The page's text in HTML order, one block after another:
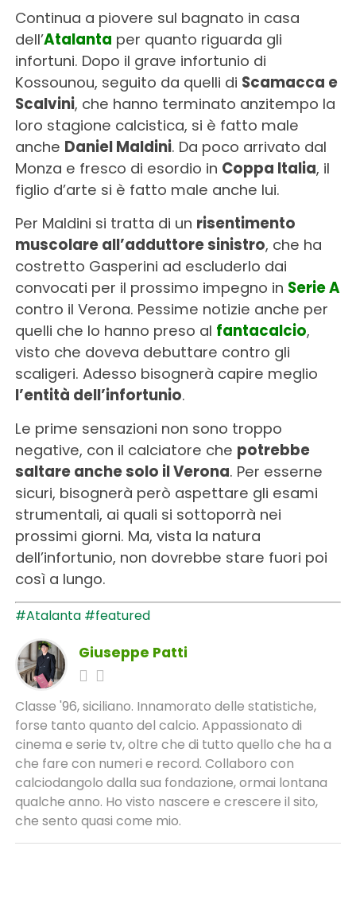
Continua a piovere sul bagnato in casa
dell’Atalanta per quanto riguarda gli
infortuni. Dopo il grave infortunio di
Kossounou, seguito da quelli di Scamacca e
Scalvini, che hanno terminato anzitempo la
loro stagione calcistica, si è fatto male
anche Daniel Maldini. Da poco arrivato dal
Monza e fresco di esordio in Coppa Italia, il
figlio d’arte si è fatto male anche lui.
Per Maldini si tratta di un risentimento
muscolare all’adduttore sinistro, che ha
costretto Gasperini ad escluderlo dai
convocati per il prossimo impegno in Serie A
contro il Verona. Pessime notizie anche per
quelli che lo hanno preso al fantacalcio,
visto che doveva debuttare contro gli
scaligeri. Adesso bisognerà capire meglio
l’entità dell’infortunio.
Le prime sensazioni non sono troppo
negative, con il calciatore che potrebbe
saltare anche solo il Verona. Per esserne
sicuri, bisognerà però aspettare gli esami
strumentali, ai quali si sottoporrà nei
prossimi giorni. Ma, vista la natura
dell’infortunio, non dovrebbe stare fuori poi
così a lungo.
#Atalanta #featured
Giuseppe Patti
Classe '96, siciliano. Innamorato delle statistiche,
forse tanto quanto del calcio. Appassionato di
cinema e serie tv, oltre che di tutto quello che ha a
che fare con numeri e record. Collaboro con
calciodangolo dalla sua fondazione, ormai lontana
qualche anno. Ho visto nascere e crescere il sito,
che sento quasi come mio.